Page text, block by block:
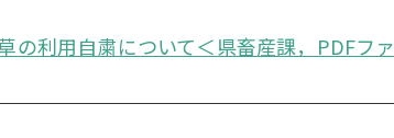
の利用自粛について＜県畜産課，PDFファ